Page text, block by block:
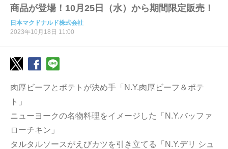
商品が登場！10月25日（水）から期間限定販売！
日本マクドナルド株式会社
2023年10月18日 11:00
肉厚ビーフとポテトが決め手「N.Y.肉厚ビーフ＆ポテ
ト」
ニューヨークの名物料理をイメージした「N.Y.バッファ
ローチキン」
タルタルソースがえびカツを引き立てる「N.Y.デリ シュ